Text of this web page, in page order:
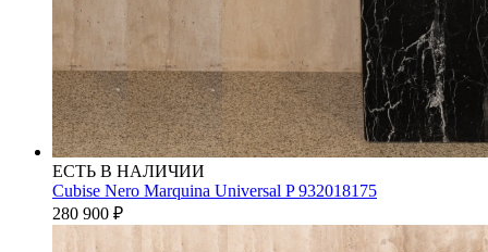
ЕСТЬ В НАЛИЧИИ
Cubise Nero Marquina Universal P 932018175
280 900 ₽